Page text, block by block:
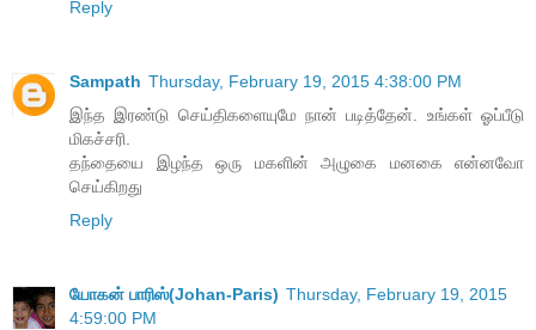
Reply
Sampath Thursday, February 19, 2015 4:38:00 PM
இந்த இரண்டு செய்திகளையுமே நான் படித்தேன். உங்கள் ஓப்பீடு
மிகச்சரி.
தந்தையை இழந்த ஒரு மகளின் அழுகை மனகை என்னவோ
செய்கிறது
Reply
யோகன் பாரிஸ்(Johan-Paris) Thursday, February 19, 2015
4:59:00 PM